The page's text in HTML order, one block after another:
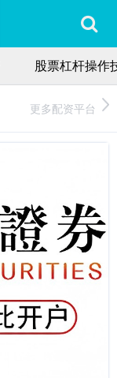
股票杠杆操作
更多配资平台